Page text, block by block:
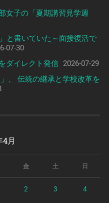
女子の「夏期講習見学週
と書いていた～面接復活で
07-30
ダイレクト発信 2026-07-29
、 伝統の継承と学校改革を
4月
金 土 日
2 3 4